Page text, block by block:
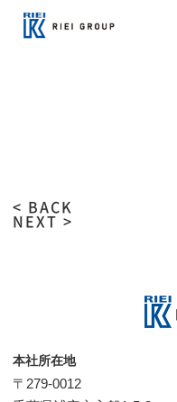
< BACK
NEXT >
本社所在地
〒279-0012